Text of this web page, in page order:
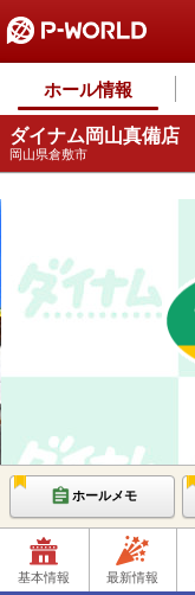
ホール情報
ダイナム岡山真備店
岡山県倉敷市
ホールメモ
基本情報 最新情報